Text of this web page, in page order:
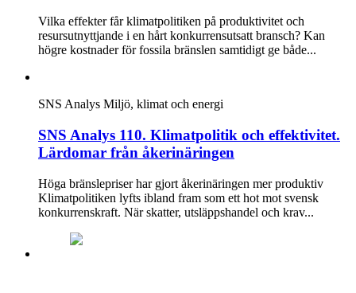
Vilka effekter får klimatpolitiken på produktivitet och
resursutnyttjande i en hårt konkurrensutsatt bransch? Kan
högre kostnader för fossila bränslen samtidigt ge både...
SNS Analys Miljö, klimat och energi
SNS Analys 110. Klimatpolitik och effektivitet.
Lärdomar från åkerinäringen
Höga bränslepriser har gjort åkerinäringen mer produktiv
Klimatpolitiken lyfts ibland fram som ett hot mot svensk
konkurrenskraft. När skatter, utsläppshandel och krav...